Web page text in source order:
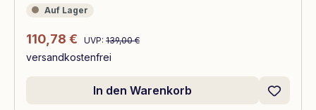
Auf Lager
Auf Lager
Verkaufspreis:
110,78 € Regulärer Preis:
UVP: 139,00 €
versandkostenfrei
In den Warenkorb